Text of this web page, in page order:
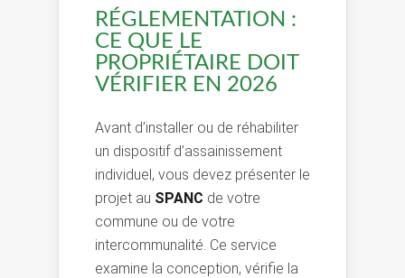
RÉGLEMENTATION :
CE QUE LE
PROPRIÉTAIRE DOIT
VÉRIFIER EN 2026
Avant d’installer ou de réhabiliter
un dispositif d’assainissement
individuel, vous devez présenter le
projet au SPANC de votre
commune ou de votre
intercommunalité. Ce service
examine la conception, vérifie la